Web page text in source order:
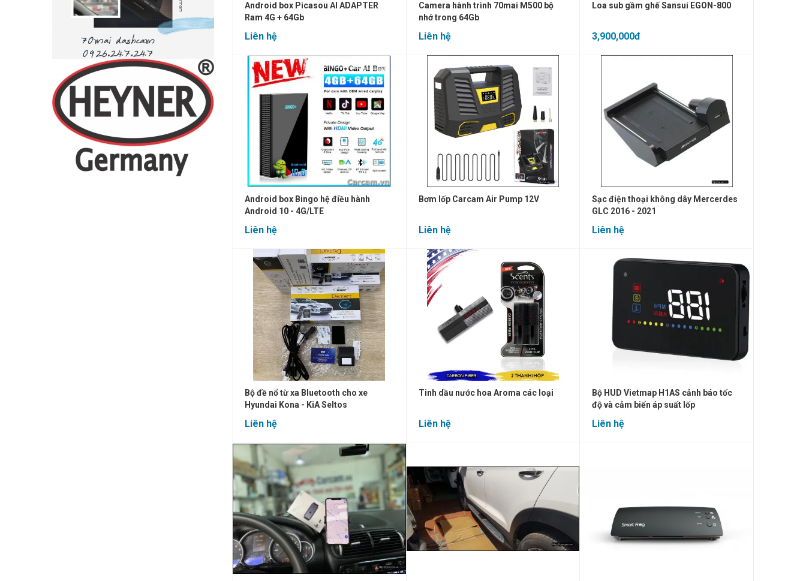
Android box Picasou AI ADAPTER
Ram 4G + 64Gb
Liên hệ
Camera hành trình 70mai M500 bộ
nhớ trong 64Gb
Liên hệ
Loa sub gầm ghế Sansui EGON-800
3,900,000đ
Android box Bingo hệ điều hành
Android 10 - 4G/LTE
Liên hệ
Bơm lốp Carcam Air Pump 12V
Liên hệ
Sạc điện thoại không dây Mercerdes
GLC 2016 - 2021
Liên hệ
Bộ đề nổ từ xa Bluetooth cho xe
Hyundai Kona - KiA Seltos
Liên hệ
Tinh dầu nước hoa Aroma các loại
Liên hệ
Bộ HUD Vietmap H1AS cảnh báo tốc
độ và cảm biến áp suất lốp
Liên hệ